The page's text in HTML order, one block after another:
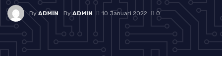
ByADMIN ByADMIN 10 Januari 2022 0